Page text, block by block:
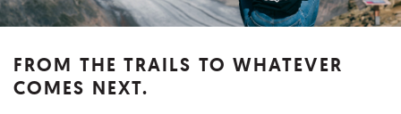
FROM THE TRAILS TO WHATEVER
COMES NEXT.